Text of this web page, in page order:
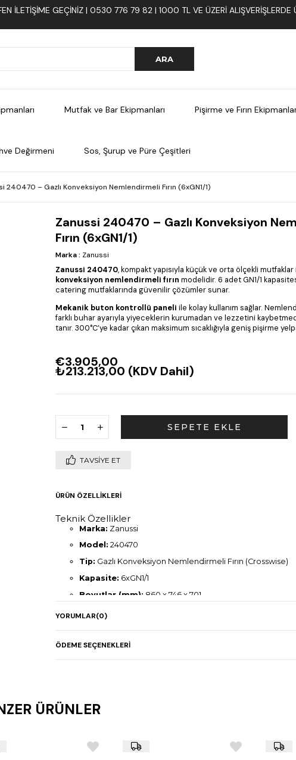
ILETIŞIME GEÇINIZ | 0530 776 79 82 | 1000 TL VE ÜZERI ALIŞVERIŞLERDE
Mutfak ve Bar Ekipmanları Pişirme ve Fırın
Değirmeni Sos, Şurup ve Püre Çeşitleri
240470 – Gazlı Konveksiyon Nemlendirmeli Fırın (6xGN1/1)
Zanussi 240470 – Gazlı Konveksiyon
Fırın (6xGN1/1)
Marka: Zanussi
Zanussi 240470, kompakt yapısıyla küçük ve orta ölçekli mutfaklar
konveksiyon nemlendirmeli fırın modelidir. 6 adet GN1/1
catering mutfaklarında güvenilir çözümler sunar.
Mekanik buton kontrollü paneli ile kolay kullanım sağlar.
farklı buhar ayarıyla yiyeceklerin kurumadan ve lezzetini
tanır. 300°C’ye kadar çıkan maksimum sıcaklığıyla geniş pişirme
€3.905,00
₺213.213,00 (KDV Dahil)
TAVSIYE ET
ÜRÜN ÖZELLIKLERI
Teknik Özellikler
Marka: Zanussi
Model: 240470
Tip: Gazlı Konveksiyon Nemlendirmeli Fırın (Crosswise)
Kapasite: 6xGN1/1
Boyutlar (mm): 860 x 746 x 701
Gaz Gücü:
Ağırlık:92,1 kg
YORUMLAR(0)
ÖDEME SEÇENEKLERI
ÜRÜNLER